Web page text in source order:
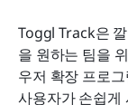
Toggl Track은
을 원하는 팀을
우저 확장 프로
사용자가 손쉽게